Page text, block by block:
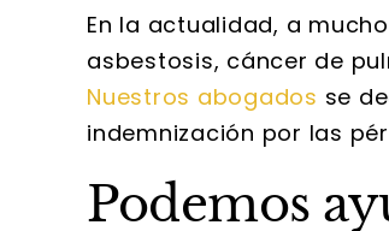
En la actualidad, a
asbestosis, cáncer de
Nuestros abogados se
indemnización por las
Podemos